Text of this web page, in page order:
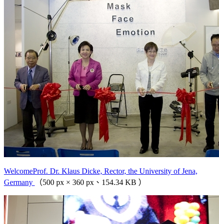
WelcomeProf. Dr. Klaus Dicke, Rector, the University of Jena,
Germany
（500 px × 360 px、154.34 KB ）